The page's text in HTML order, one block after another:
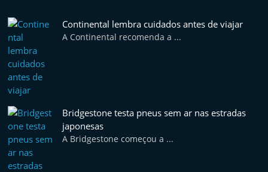
Continental lembra cuidados antes de viajar
A Continental recomenda a ...
Bridgestone testa pneus sem ar nas estradas
japonesas
A Bridgestone começou a ...